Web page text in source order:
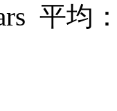
平均